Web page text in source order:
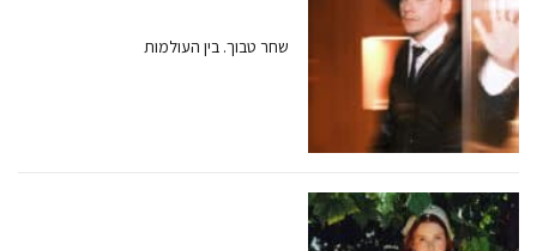
שחר טבוך. בין העולמות